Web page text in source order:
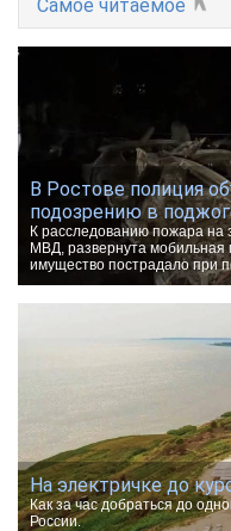
Самое читаемое
В Ростове полиция
подозрению в
К расследованию пожара на
МВД, развернута мобильная
имущество пострадало при
На электричке до
Как за час добраться до
России.